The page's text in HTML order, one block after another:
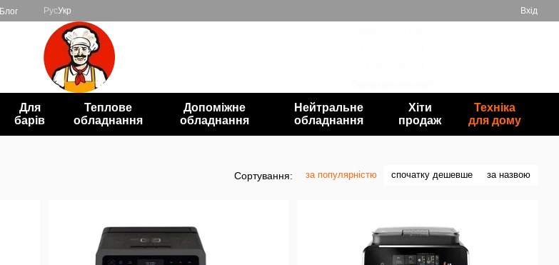
Блог РусУкр Вхід
Для
барів
Теплове
обладнання
Допоміжне
обладнання
Нейтральне
обладнання
Хіти
продаж
Техніка
для дому
Сортування: за популярністю спочатку дешевше за назвою